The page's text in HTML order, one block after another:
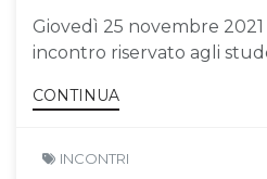
Giovedì 25 novembre 2021
incontro riservato agli
CONTINUA
INCONTRI